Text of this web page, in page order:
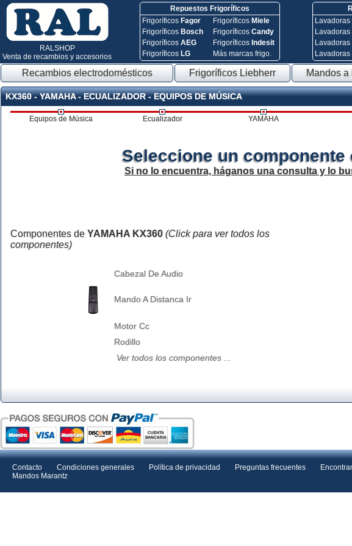
RALSHOP
Venta de recambios y accesorios
Repuestos Frigoríficos
Frigoríficos Fagor
Frigoríficos Bosch
FrigoríficosAEG
Frigoríficos LG
Frigoríficos Miele
FrigoríficosCandy
Frigoríficos Indesit
Más marcas frigo.
Lavadoras
Lavadoras
Lavadoras
Lavadoras
Recambios electrodomésticos Frigoríficos Liebherr Mandos a
KX360 - YAMAHA - ECUALIZADOR - EQUIPOS DE MÚSICA
Equipos de Música Ecualizador YAMAHA
Seleccione un componente
Si no lo encuentra, háganos una consulta y lo
Componentes de YAMAHA KX360 (Click para ver todos los
componentes)
Cabezal De Audio
Mando A Distanca Ir
Motor Cc
Rodillo
Ver todos los componentes ...
Contacto Condiciones generales Política de privacidad Preguntas frecuentes
Mandos Marantz